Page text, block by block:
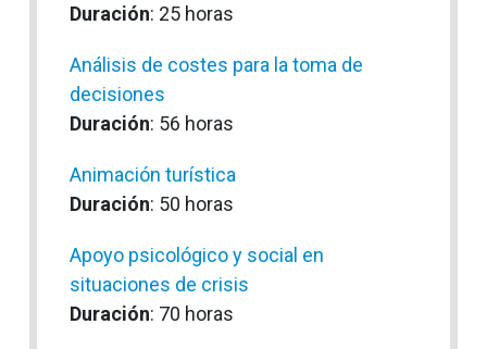
Duración: 25 horas
Análisis de costes para la toma de
decisiones
Duración: 56 horas
Animación turística
Duración: 50 horas
Apoyo psicológico y social en
situaciones de crisis
Duración: 70 horas